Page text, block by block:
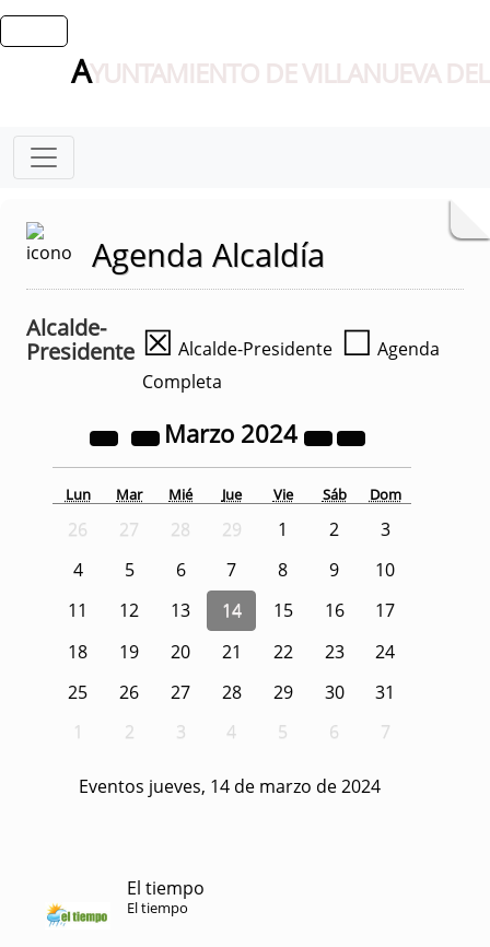
AYUNTAMIENTO DE VILLANUEVA
Agenda Alcaldía
Alcalde-
Presidente ☒ Alcalde-Presidente ☐ Agenda
Completa
Marzo 2024
Lun Mar Mié Jue Vie Sáb Dom
26 27 28 29 1 2
3
4
5 6 7 8 9
10
11
12 13 14 15 16
17
18
19 20 21 22 23
24
25
26 27 28 29 30
31
1
2 3 4 5 6 7
Eventos jueves, 14 de marzo de 2024
El tiempo
El tiempo